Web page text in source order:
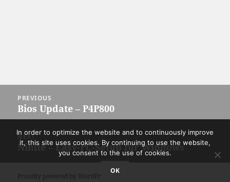
navigation
PREVIOUS
Previous
post:
Bios Update – P4P800
NEXT
Next
Ninite – Easy-PC-Setup für Windows
Proudly powered by WordPress
In order to optimize the website and to continuously improve
it, this site uses cookies. By continuing to use the website,
you consent to the use of cookies.
OK